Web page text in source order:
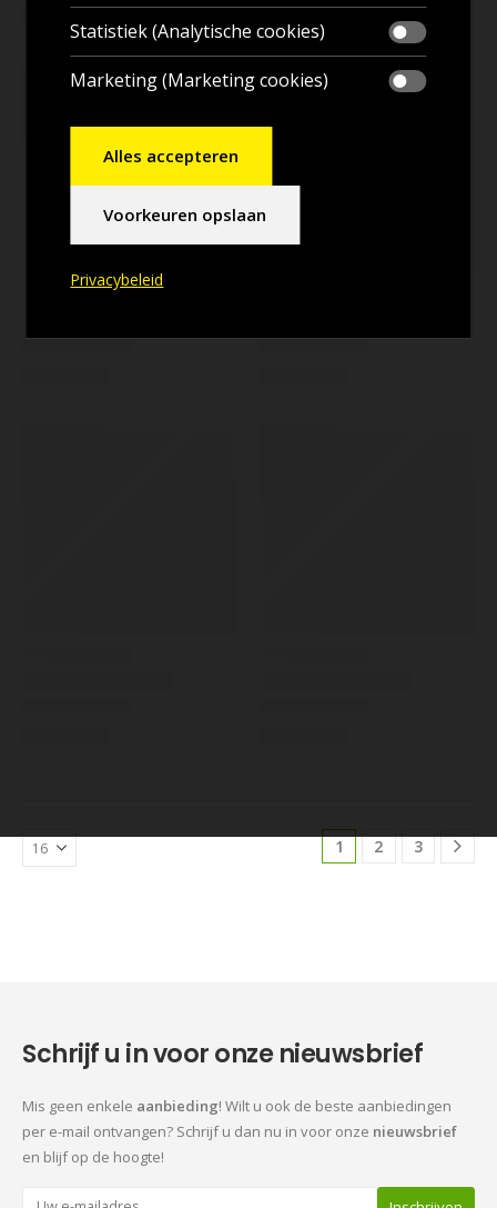
1 2 3
Schrijf u in voor onze nieuwsbrief
Mis geen enkele aanbieding! Wilt u ook de beste aanbiedingen
per e-mail ontvangen? Schrijf u dan nu in voor onze nieuwsbrief
en blijf op de hoogte!
Statistiek (Analytische cookies)
Marketing (Marketing cookies)
Alles accepteren
Voorkeuren opslaan
Privacybeleid